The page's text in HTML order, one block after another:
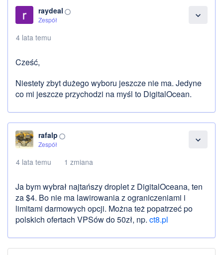
expand_more
raydeal panorama_fish_eye
Zespół
4 lata temu
Cześć,
Niestety zbyt dużego wyboru jeszcze nie ma. Jedyne
co mi jeszcze przychodzi na myśl to DigitalOcean.
expand_more
rafalp panorama_fish_eye
Zespół
4 lata temu 1 zmiana
Ja bym wybrał najtańszy droplet z DigitalOceana, ten
za $4. Bo nie ma lawirowania z ograniczeniami i
limitami darmowych opcji. Można też popatrzeć po
polskich ofertach VPSów do 50zł, np. ct8.pl